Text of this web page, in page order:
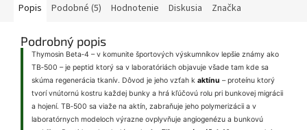
Popis Podobné (5) Hodnotenie Diskusia Značka
Podrobný popis
Thymosin Beta‑4 – v komunite športových výskumníkov lepšie známy ako
TB‑500 – je peptid ktorý sa v laboratóriách objavuje všade tam kde sa
skúma regenerácia tkanív. Dôvod je jeho vzťah k aktínu – proteínu ktorý
tvorí vnútornú kostru každej bunky a hrá kľúčovú rolu pri bunkovej migrácii
a hojení. TB‑500 sa viaže na aktín, zabraňuje jeho polymerizácii a v
laboratórnych modeloch výrazne ovplyvňuje angiogenézu a bunkovú